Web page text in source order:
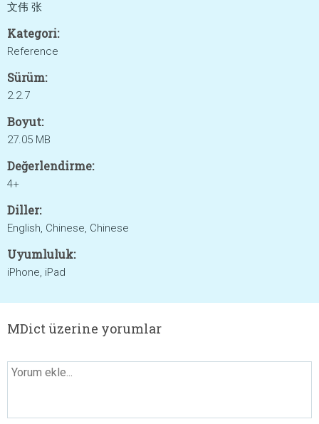
文伟 张
Kategori:
Reference
Sürüm:
2.2.7
Boyut:
27.05 MB
Değerlendirme:
4+
Diller:
English, Chinese, Chinese
Uyumluluk:
iPhone, iPad
MDict üzerine yorumlar